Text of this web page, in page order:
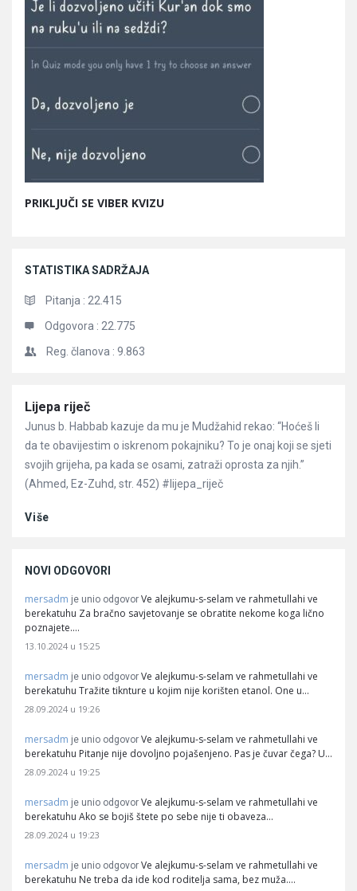
PRIKLJUČI SE VIBER KVIZU
STATISTIKA SADRŽAJA
Pitanja : 22.415
Odgovora : 22.775
Reg. članova : 9.863
Članci
Lijepa riječ
Junus b. Habbab kazuje da mu je Mudžahid rekao: “Hoćeš li
da te obavijestim o iskrenom pokajniku? To je onaj koji se sjeti
svojih grijeha, pa kada se osami, zatraži oprosta za njih.”
(Ahmed, Ez-Zuhd, str. 452) #lijepa_riječ
Više
NOVI ODGOVORI
mersadm je unio odgovor Ve alejkumu-s-selam ve rahmetullahi ve
berekatuhu Za bračno savjetovanje se obratite nekome koga lično
poznajete.…
13.10.2024 u 15:25
mersadm je unio odgovor Ve alejkumu-s-selam ve rahmetullahi ve
berekatuhu Tražite tiknture u kojim nije korišten etanol. One u…
28.09.2024 u 19:26
mersadm je unio odgovor Ve alejkumu-s-selam ve rahmetullahi ve
berekatuhu Pitanje nije dovoljno pojašenjeno. Pas je čuvar čega? U…
28.09.2024 u 19:25
mersadm je unio odgovor Ve alejkumu-s-selam ve rahmetullahi ve
berekatuhu Ako se bojiš štete po sebe nije ti obaveza…
28.09.2024 u 19:23
mersadm je unio odgovor Ve alejkumu-s-selam ve rahmetullahi ve
berekatuhu Ne treba da ide kod roditelja sama, bez muža.…